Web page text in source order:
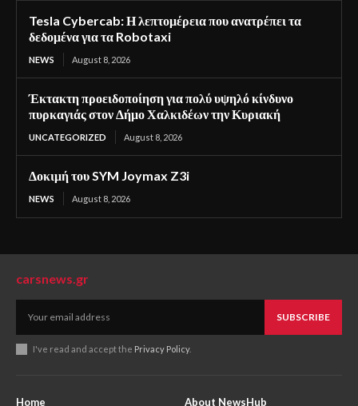
Tesla Cybercab: Η λεπτομέρεια που ανατρέπει τα
δεδομένα για τα Robotaxi
NEWS August 8, 2026
Έκτακτη προειδοποίηση για πολύ υψηλό κίνδυνο
πυρκαγιάς στον Δήμο Χαλκιδέων την Κυριακή
UNCATEGORIZED August 8, 2026
Δοκιμή του SYM Joymax Z3i
NEWS August 8, 2026
carsnews.gr
SUBSCRIBE
I've read and accept the Privacy Policy.
Home About NewsHub